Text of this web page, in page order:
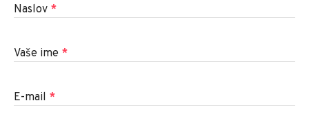
Naslov *
Vaše ime *
E-mail *